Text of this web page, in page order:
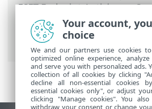
ESET Endpoint Antivirus>
Pošiljanje vzorcev v analizo>
vzorec za analizo – napačna
datoteka
Your account,
choice
We and our partners use cookies
optimized online experience,
and serve you with personalized ads.
collection of all cookies by clicking
decline all non-essential cookies
essential cookies only", or adjust
clicking "Manage cookies". You
withdraw your consent or change